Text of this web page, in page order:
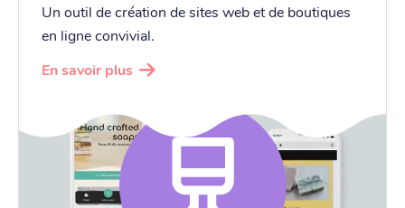
Un outil de création de sites web et de boutiques
en ligne convivial.
En savoir plus